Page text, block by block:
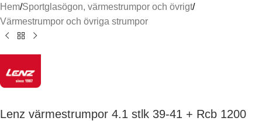
Hem/Sportglasögon, värmestrumpor och övrigt/
Värmestrumpor och övriga strumpor
Lenz värmestrumpor 4.1 stlk 39-41 + Rcb 1200